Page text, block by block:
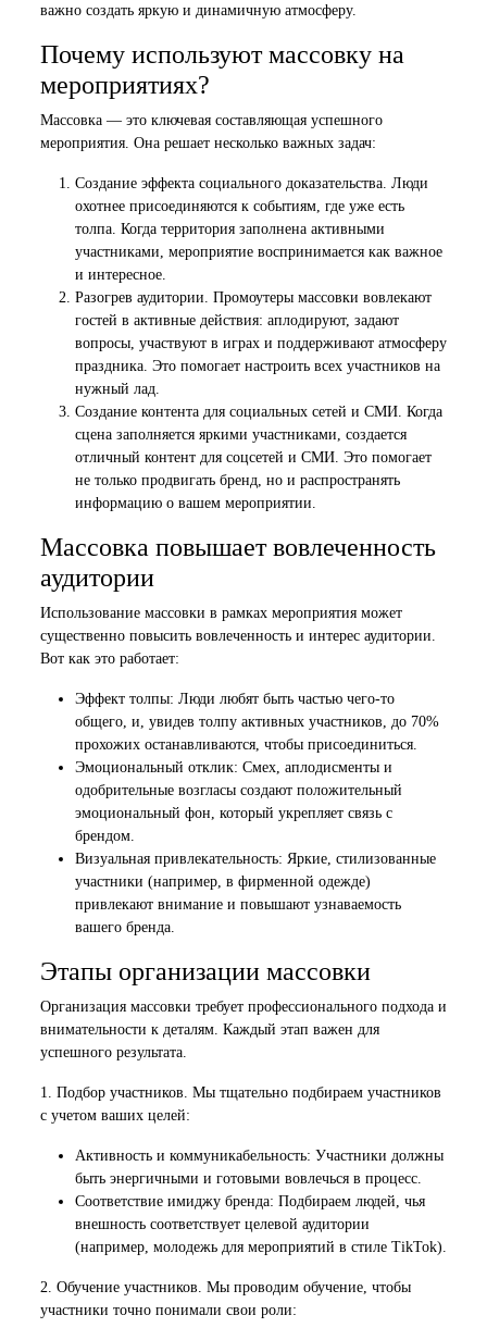
важно создать яркую и динамичную атмосферу.
Почему используют массовку на
мероприятиях?
Массовка — это ключевая составляющая успешного
мероприятия. Она решает несколько важных задач:
Создание эффекта социального доказательства. Люди
охотнее присоединяются к событиям, где уже есть
толпа. Когда территория заполнена активными
участниками, мероприятие воспринимается как важное
и интересное.
Разогрев аудитории. Промоутеры массовки вовлекают
гостей в активные действия: аплодируют, задают
вопросы, участвуют в играх и поддерживают атмосферу
праздника. Это помогает настроить всех участников на
нужный лад.
Создание контента для социальных сетей и СМИ. Когда
сцена заполняется яркими участниками, создается
отличный контент для соцсетей и СМИ. Это помогает
не только продвигать бренд, но и распространять
информацию о вашем мероприятии.
Массовка повышает вовлеченность
аудитории
Использование массовки в рамках мероприятия может
существенно повысить вовлеченность и интерес аудитории.
Вот как это работает:
Эффект толпы: Люди любят быть частью чего-то
общего, и, увидев толпу активных участников, до 70%
прохожих останавливаются, чтобы присоединиться.
Эмоциональный отклик: Смех, аплодисменты и
одобрительные возгласы создают положительный
эмоциональный фон, который укрепляет связь с
брендом.
Визуальная привлекательность: Яркие, стилизованные
участники (например, в фирменной одежде)
привлекают внимание и повышают узнаваемость
вашего бренда.
Этапы организации массовки
Организация массовки требует профессионального подхода и
внимательности к деталям. Каждый этап важен для
успешного результата.
1. Подбор участников. Мы тщательно подбираем участников
с учетом ваших целей:
Активность и коммуникабельность: Участники должны
быть энергичными и готовыми вовлечься в процесс.
Соответствие имиджу бренда: Подбираем людей, чья
внешность соответствует целевой аудитории
(например, молодежь для мероприятий в стиле TikTok).
2. Обучение участников. Мы проводим обучение, чтобы
участники точно понимали свои роли: